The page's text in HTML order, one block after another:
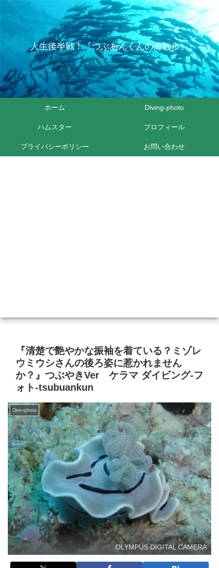
人生後半戦！『つぶあんくんの海散歩』
ホーム Diving-photo
ハムスター プロフィール
プライバシーポリシー お問い合わせ
『清楚で艶やかな振袖を着ている？ミゾレ
ウミウシさんの後ろ姿に惹かれません
か？』つぶやきVer ケラマ ダイビング‐フ
ォト‐tsubuankun
Dive-photo
OLYMPUS DIGITAL CAMERA